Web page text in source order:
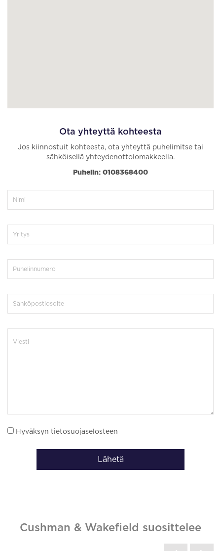
Ota yhteyttä kohteesta
Jos kiinnostuit kohteesta, ota yhteyttä puhelimitse tai
sähköisellä yhteydenottolomakkeella.
Puhelin: 0108368400
Hyväksyn tietosuojaselosteen
Lähetä
Cushman & Wakefield suosittelee